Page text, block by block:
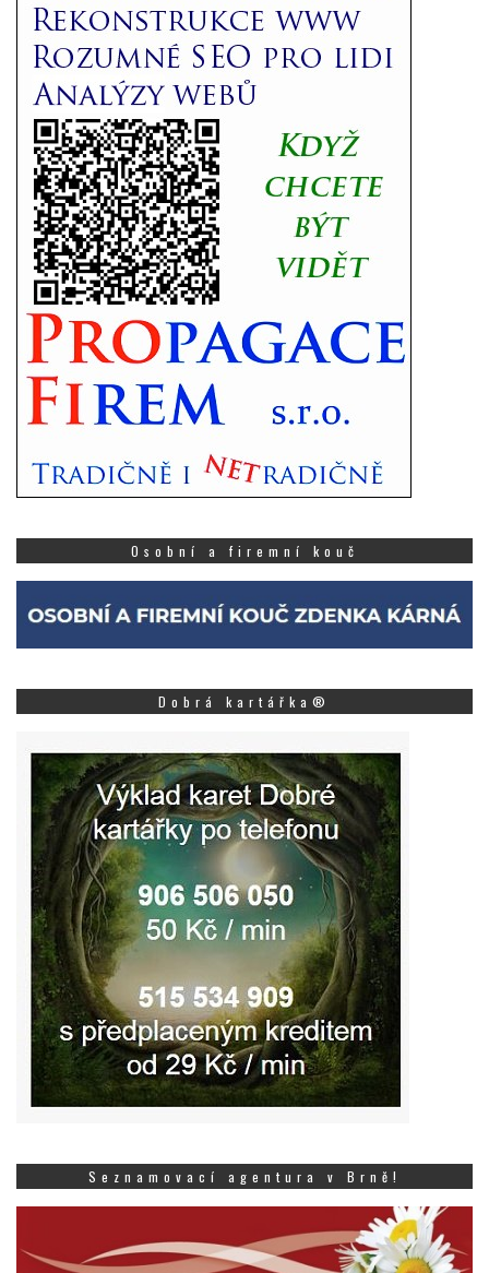
Osobní a firemní kouč
Dobrá kartářka®
Seznamovací agentura v Brně!